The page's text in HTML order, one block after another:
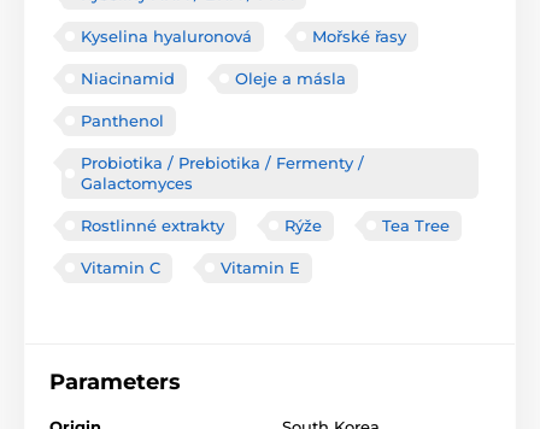
Kyselina hyaluronová Mořské řasy
Niacinamid Oleje a másla
Panthenol
Probiotika / Prebiotika / Fermenty /
Galactomyces
Rostlinné extrakty Rýže Tea Tree
Vitamin C Vitamin E
Parameters